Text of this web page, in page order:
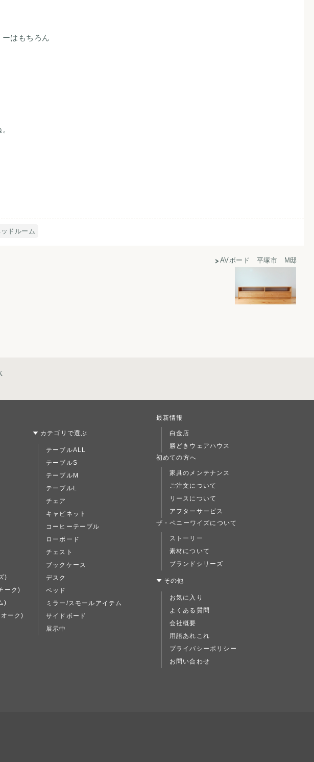
はもちろん
ドルーム
AVボード 平塚市 M邸
)
ーク)
)
ーク)
カテゴリで選ぶ
テーブルALL
テーブルS
テーブルM
テーブルL
チェア
キャビネット
コーヒーテーブル
ローボード
チェスト
ブックケース
デスク
ベッド
ミラー/スモールアイテム
サイドボード
展示中
最新情報
白金店
勝どきウェアハウス
初めての方へ
家具のメンテナンス
ご注文について
リースについて
アフターサービス
ザ・ペニーワイズについて
ストーリー
素材について
ブランドシリーズ
その他
お気に入り
よくある質問
会社概要
用語あれこれ
プライバシーポリシー
お問い合わせ